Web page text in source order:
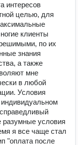
интересов
целью, для
клиенты
по их
знания
а также
мне
в любой
Условия
разумные условия
я все чаще стал
"оплата после